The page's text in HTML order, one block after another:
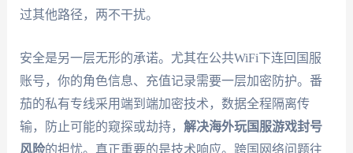
过其他路径，两不干扰。
安全是另一层无形的承诺。尤其在公共WiFi下连回国服
账号，你的角色信息、充值记录需要一层加密防护。番
茄的私有专线采用端到端加密技术，数据全程隔离传
输，防止可能的窥探或劫持， 解决海外玩国服游戏封号
风险的担忧。真正重要的是技术响应。跨国网络问题往